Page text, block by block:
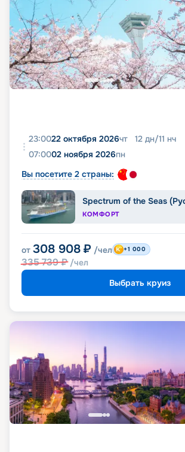
23:0022 октября 2026чт 12 дн/11 нч
07:0002 ноября 2026пн
Вы посетите 2 страны:
Spectrum of the Seas
КОМФОРТ
от 308 908 ₽ /чел
335 739₽ /чел
+1 000
Выбрать круиз